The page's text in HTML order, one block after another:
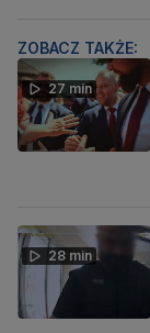
ZOBACZ TAKŻE:
27 min
28 min